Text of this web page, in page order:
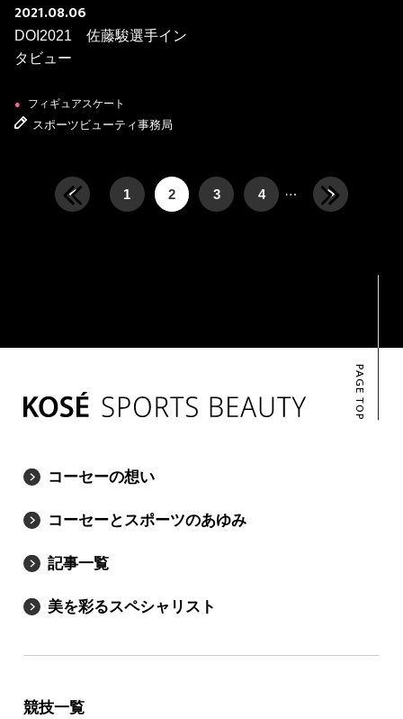
2021.08.06
DOI2021 佐藤駿選手イン
タビュー
● フィギュアスケート
スポーツビューティ事務局
1 2 3 4 …
PAGE TOP
コーセーの想い
コーセーとスポーツのあゆみ
記事一覧
美を彩るスペシャリスト
競技一覧